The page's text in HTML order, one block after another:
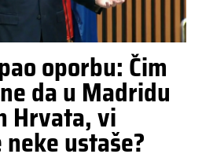
oporbu: Čim
da u Madridu
Hrvata, vi
ustaše?